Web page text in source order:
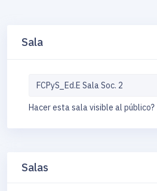
Sala
Hacer esta sala visible al público?
Salas